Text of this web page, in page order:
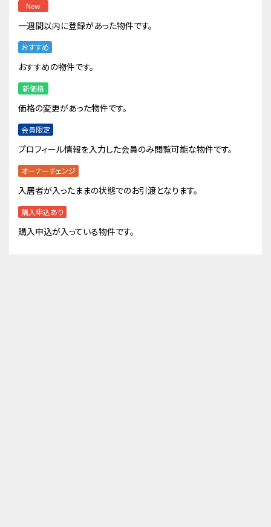
New
一週間以内に登録があった物件です。
おすすめ
おすすめの物件です。
新価格
価格の変更があった物件です。
会員限定
プロフィール情報を入力した会員のみ閲覧可能な物件です。
オーナーチェンジ
入居者が入ったままの状態でのお引渡となります。
購入申込あり
購入申込が入っている物件です。